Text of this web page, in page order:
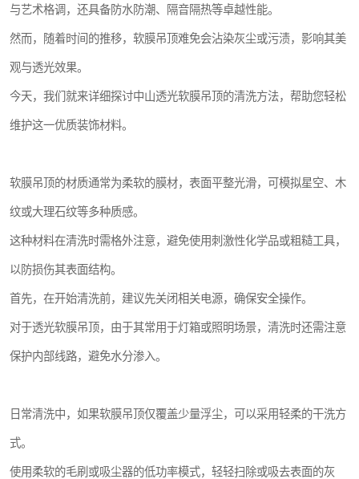
与艺术格调，还具备防水防潮、隔音隔热等卓越性能。
然而，随着时间的推移，软膜吊顶难免会沾染灰尘或污渍，影响其美
观与透光效果。
今天，我们就来详细探讨中山透光软膜吊顶的清洗方法，帮助您轻松
维护这一优质装饰材料。
软膜吊顶的材质通常为柔软的膜材，表面平整光滑，可模拟星空、木
纹或大理石纹等多种质感。
这种材料在清洗时需格外注意，避免使用刺激性化学品或粗糙工具，
以防损伤其表面结构。
首先，在开始清洗前，建议先关闭相关电源，确保安全操作。
对于透光软膜吊顶，由于其常用于灯箱或照明场景，清洗时还需注意
保护内部线路，避免水分渗入。
日常清洗中，如果软膜吊顶仅覆盖少量浮尘，可以采用轻柔的干洗方
式。
使用柔软的毛刷或吸尘器的低功率模式，轻轻扫除或吸去表面的灰